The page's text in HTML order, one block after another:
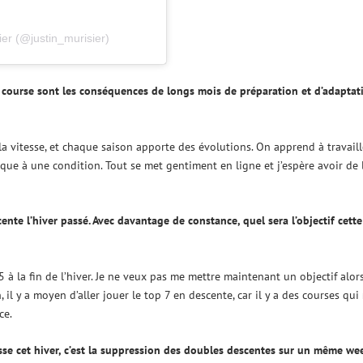
(@justin_murisier)
sont les conséquences de longs mois de préparation et
vitesse, et chaque saison apporte des évolutions. On apprend à
à une condition. Tout se met gentiment en ligne et j’espère avoir de
l’hiver passé. Avec davantage de constance, quel sera l’objectif cette
la fin de l’hiver. Je ne veux pas me mettre maintenant un objectif
y a moyen d’aller jouer le top 7 en descente, car il y a des courses qui
cet hiver, c’est la suppression des doubles descentes sur un même